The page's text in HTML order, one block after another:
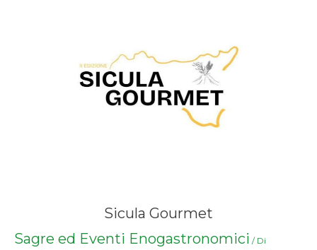
Sicula Gourmet
Sagre ed Eventi Enogastronomici / Di